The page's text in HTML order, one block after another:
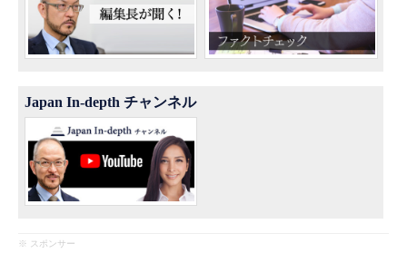
Japan In-depth チャンネル
※ スポンサー